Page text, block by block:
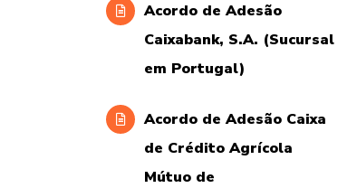
Acordo de Adesão
Caixabank, S.A. (Sucursal
em Portugal)
Acordo de Adesão Caixa
de Crédito Agrícola
Mútuo de